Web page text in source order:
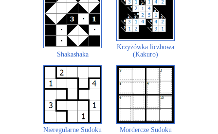
Shakashaka
Krzyżówka liczbowa
(Kakuro)
Nieregularne Sudoku Mordercze Sudoku